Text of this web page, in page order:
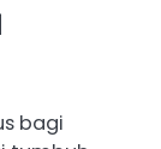
bagi